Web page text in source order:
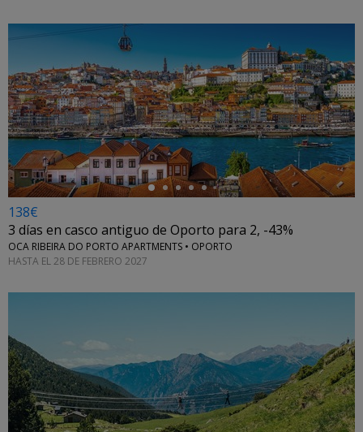
←
138€
3 días en casco antiguo de Oporto para 2, -43%
OCA RIBEIRA DO PORTO APARTMENTS • OPORTO
HASTA EL 28 DE FEBRERO 2027
←